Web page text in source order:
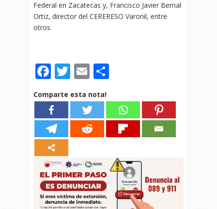
Federal en Zacatecas y, Francisco Javier Bernal
Ortiz, director del CERERESO Varonil, entre
otros.
Facebook
Twitter
Email
Comparte esta nota!